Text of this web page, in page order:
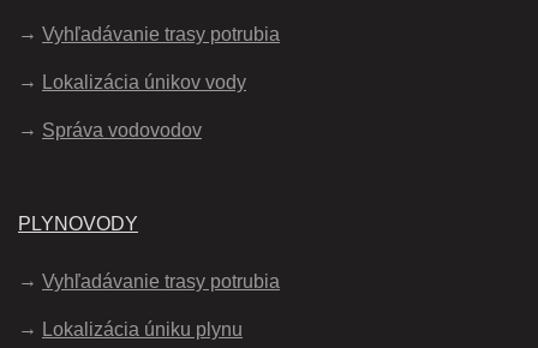
Vyhľadávanie trasy potrubia
Lokalizácia únikov vody
Správa vodovodov
PLYNOVODY
Vyhľadávanie trasy potrubia
Lokalizácia úniku plynu